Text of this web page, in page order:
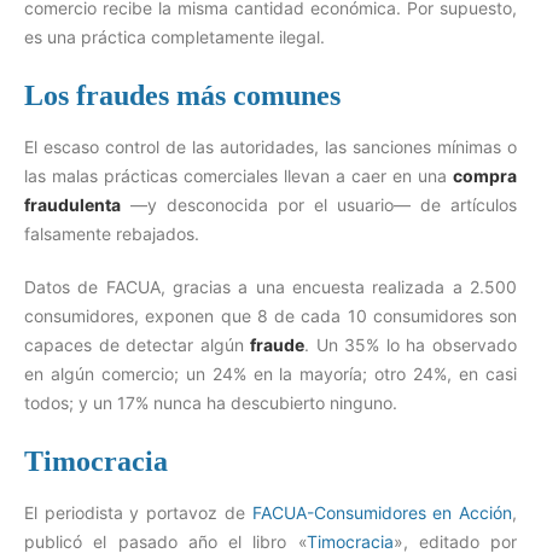
comercio recibe la misma cantidad económica. Por supuesto,
es una práctica completamente ilegal.
Los fraudes más comunes
El escaso control de las autoridades, las sanciones mínimas o
las malas prácticas comerciales llevan a caer en una compra
fraudulenta —y desconocida por el usuario— de artículos
falsamente rebajados.
Datos de FACUA, gracias a una encuesta realizada a 2.500
consumidores, exponen que 8 de cada 10 consumidores son
capaces de detectar algúnfraude. Un 35% lo ha observado
en algún comercio; un 24% en la mayoría; otro 24%, en casi
todos; y un 17% nunca ha descubierto ninguno.
Timocracia
El periodista y portavoz de FACUA-Consumidores en Acción,
publicó el pasado año el libro «Timocracia», editado por